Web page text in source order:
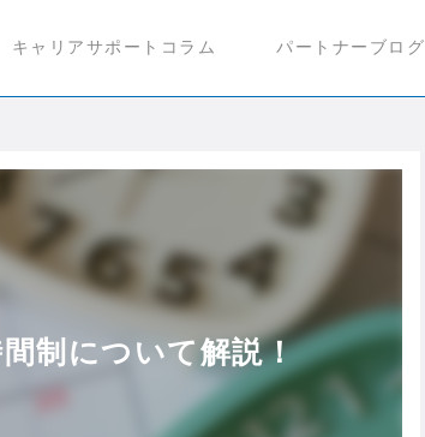
キャリアサポートコラム パートナーブログ
制について解説！